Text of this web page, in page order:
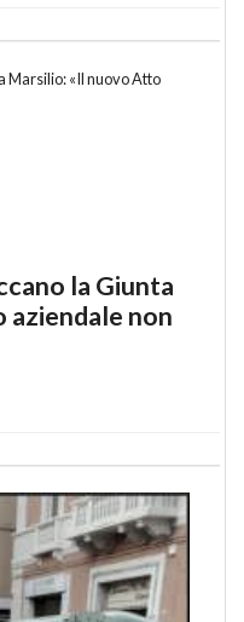
la Giunta
non